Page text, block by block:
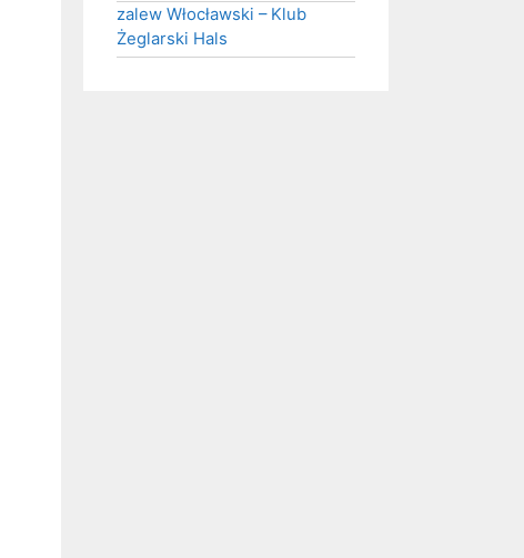
zalew Włocławski – Klub
Żeglarski Hals